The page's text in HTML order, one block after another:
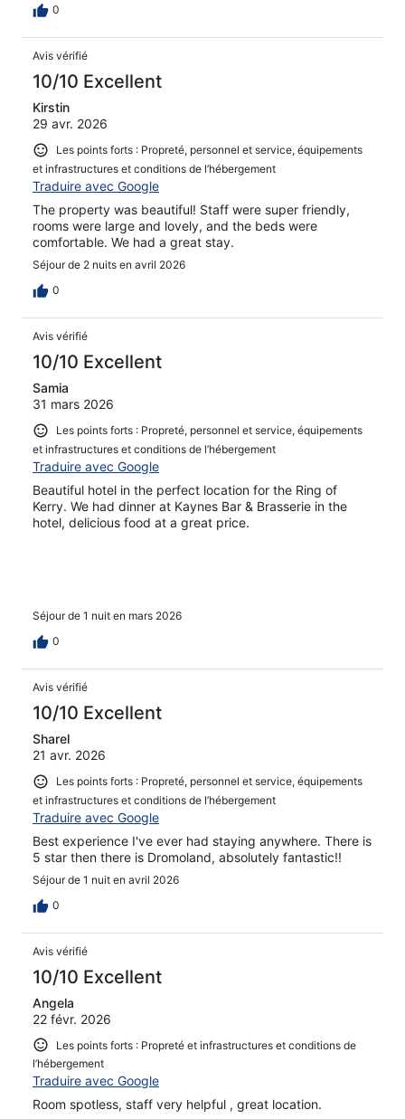
0
Avis vérifié
10/10 Excellent
Kirstin
29 avr. 2026
Les points forts : Propreté, personnel et service, équipements
et infrastructures et conditions de l’hébergement
Traduire avec Google
The property was beautiful! Staff were super friendly,
rooms were large and lovely, and the beds were
comfortable. We had a great stay.
Séjour de 2 nuits en avril 2026
0
Avis vérifié
10/10 Excellent
Samia
31 mars 2026
Les points forts : Propreté, personnel et service, équipements
et infrastructures et conditions de l’hébergement
Traduire avec Google
Beautiful hotel in the perfect location for the Ring of
Kerry. We had dinner at Kaynes Bar & Brasserie in the
hotel, delicious food at a great price.
Séjour de 1 nuit en mars 2026
0
Avis vérifié
10/10 Excellent
Sharel
21 avr. 2026
Les points forts : Propreté, personnel et service, équipements
et infrastructures et conditions de l’hébergement
Traduire avec Google
Best experience I've ever had staying anywhere. There is
5 star then there is Dromoland, absolutely fantastic!!
Séjour de 1 nuit en avril 2026
0
Avis vérifié
10/10 Excellent
Angela
22 févr. 2026
Les points forts : Propreté et infrastructures et conditions de
l’hébergement
Traduire avec Google
Room spotless, staff very helpful , great location.